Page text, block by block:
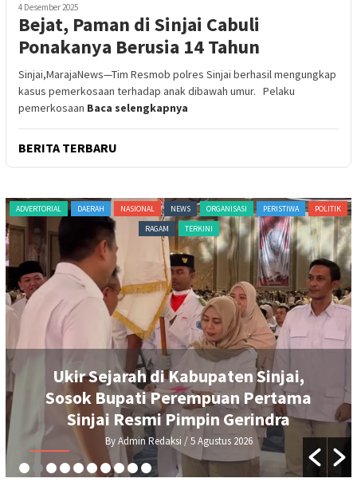
4 Desember 2025
Bejat, Paman di Sinjai Cabuli
Ponakanya Berusia 14 Tahun
Sinjai,MarajaNews—Tim Resmob polres Sinjai berhasil mengungkap
kasus pemerkosaan terhadap anak dibawah umur. Pelaku
pemerkosaan Baca selengkapnya
BERITA TERBARU
ADVERTORIAL DAERAH NASIONAL NEWS ORGANISASI PERISTIWA
POLITIK
RAGAM
TERKINI
Ukir Sejarah di Kabupaten Sinjai,
Sosok Bupati Perempuan Pertama
Sinjai Resmi Pimpin Gerindra
By Admin Redaksi / 5 Agustus 2026